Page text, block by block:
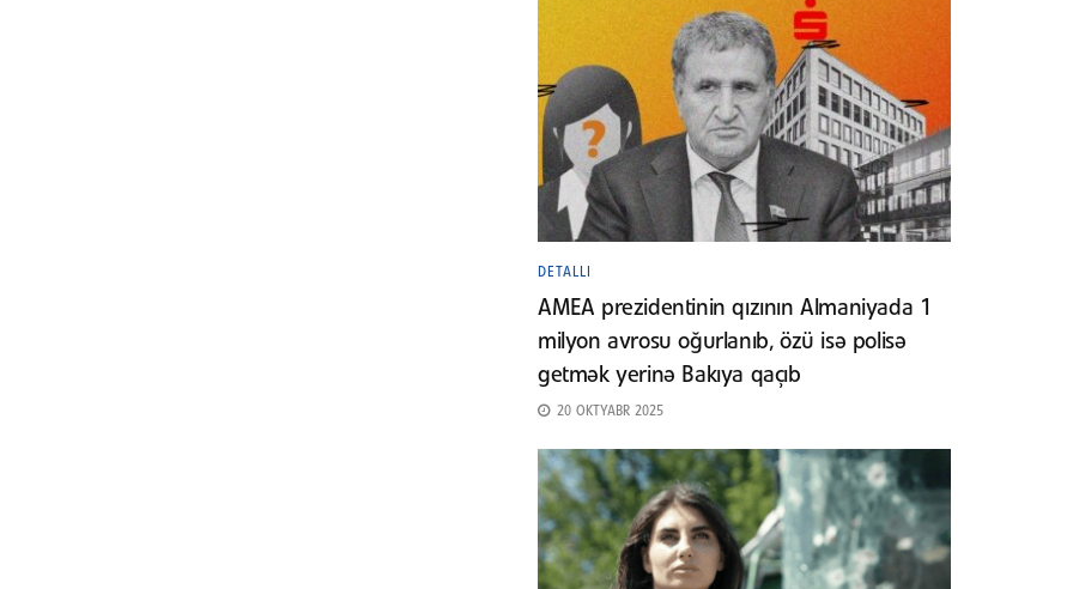
DETALLI
AMEA prezidentinin qızının Almaniyada 1
milyon avrosu oğurlanıb, özü isə polisə
getmək yerinə Bakıya qaçıb
20 OKTYABR 2025